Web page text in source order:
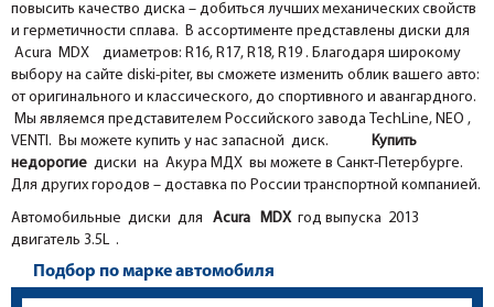
повысить качество диска – добиться лучших механических свойств
и герметичности сплава. В ассортименте представлены диски для
Acura MDX диаметров: R16, R17, R18, R19 . Благодаря широкому
выбору на сайте diski-piter, вы сможете изменить облик вашего авто:
от оригинального и классического, до спортивного и авангардного.
Мы являемся представителем Российского завода TechLine, NEO ,
VENTI. Вы можете купить у нас запасной диск. Купить
недорогие диски на Акура МДХ вы можете в Санкт-Петербурге.
Для других городов – доставка по России транспортной компанией.
Автомобильные диски для
Acura MDXгод выпуска 2013
двигатель 3.5L .
Подбор по марке автомобиля